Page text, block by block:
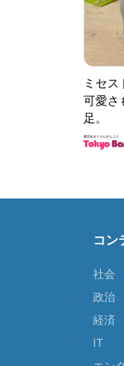
ミセ
可愛さ
足。
コン
社会
政治
経済
IT